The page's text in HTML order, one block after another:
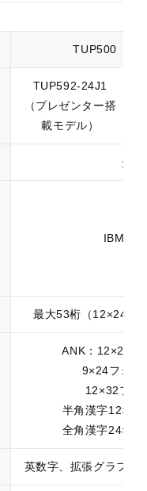
TUP500（ユ
TUP592-24J1
（プレゼンター搭
載モデル）
ダ
IBMグ
最大53桁（12×24フ
ANK：12×24
9×24フォ
12×32フォ
半角漢字12×24
全角漢字24×24
英数字、拡張グラフィ